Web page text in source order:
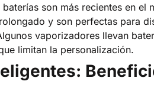
baterías son más recientes en
y son perfectas para
vaporizadores llevan
limitan la personalización.